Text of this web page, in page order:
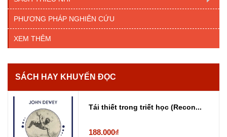
PHƯƠNG PHÁP NGHIÊN CỨU
XEM THÊM
SÁCH HAY KHUYẾN ĐỌC
Tái thiết trong triết học (Recon...
188.000₫